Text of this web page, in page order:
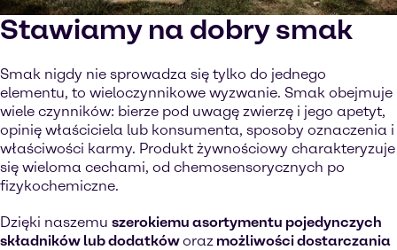
Stawiamy na dobry smak
Smak nigdy nie sprowadza się tylko do jednego
elementu, to wieloczynnikowe wyzwanie. Smak obejmuje
wiele czynników: bierze pod uwagę zwierzę i jego apetyt,
opinię właściciela lub konsumenta, sposoby oznaczenia i
właściwości karmy. Produkt żywnościowy charakteryzuje
się wieloma cechami, od chemosensorycznych po
fizykochemiczne.
Dzięki naszemu szerokiemu asortymentu pojedynczych
składników lub dodatkóworaz możliwości dostarczania